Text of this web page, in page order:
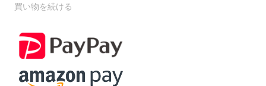
買い物を続ける